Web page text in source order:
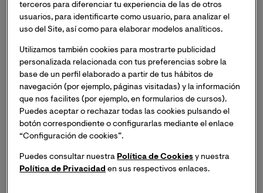
que conformaban una sociedad.En un principio la
Justicia Social se basaba en la distribución de
benefecios y cargas, con el desarrollo de la misma,
nuevas concepciones como ideas de
reconocimiento cultural y políticas de identidad
empezaron a contemplarse dentro de este término.
Actualmente existentres grandes perspectivas sobre
Justicia Social: la Justicia Socialcomo distribución,
como reconocimiento y como participación
idea de la Justicia Social como distribución se
considera que debe haber una distribución de bienes y
terceros para diferenciar tu experiencia de las de otros
usuarios, para identificarte como usuario, para analizar el
uso del Site, así como para elaborar modelos analíticos.
Utilizamos también cookies para mostrarte publicidad
personalizada relacionada con tus preferencias sobre la
base de un perfil elaborado a partir de tus hábitos de
navegación (por ejemplo, páginas visitadas) y la información
que nos facilites (por ejemplo, en formularios de cursos).
Puedes aceptar o rechazar todas las cookies pulsando el
botón correspondiente o configurarlas mediante el enlace
“Configuración de cookies”.
Puedes consultar nuestra Política de Cookies y nuestra
Política de Privacidad en sus respectivos enlaces.